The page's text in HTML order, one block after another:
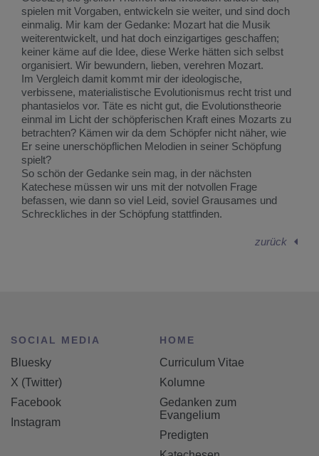
spielen mit Vorgaben, entwickeln sie weiter, und sind doch
einmalig. Mir kam der Gedanke: Mozart hat die Musik
weiterentwickelt, und hat doch einzigartiges geschaffen;
keiner käme auf die Idee, diese Werke hätten sich selbst
organisiert. Wir bewundern, lieben, verehren Mozart.
Im Vergleich damit kommt mir der ideologische,
verbissene, materialistische Evolutionismus recht trist und
phantasielos vor. Täte es nicht gut, die Evolutionstheorie
einmal im Licht der schöpferischen Kraft eines Mozarts zu
betrachten? Kämen wir da dem Schöpfer nicht näher, wie
Er seine unerschöpflichen Melodien in seiner Schöpfung
spielt?
So schön der Gedanke sein mag, in der nächsten
Katechese müssen wir uns mit der notvollen Frage
befassen, wie dann so viel Leid, soviel Grausames und
Schreckliches in der Schöpfung stattfinden.
zurück
SOCIAL MEDIA
Bluesky
X (Twitter)
Facebook
Instagram
HOME
Curriculum Vitae
Kolumne
Gedanken zum
Evangelium
Predigten